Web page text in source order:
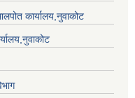
कार्यालय,नुवाकोट